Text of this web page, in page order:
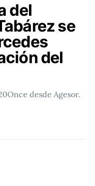
del
se
del
desde Agesor.